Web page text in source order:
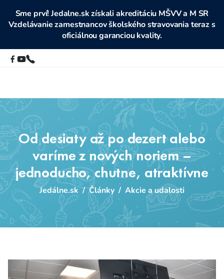
Sme prví! Jedalne.sk získali akreditáciu MŠVV a M SR
Vzdelávanie zamestnancov školského stravovania teraz s
oficiálnou garanciou kvality.
Od desiaty až po dezert alebo
varíme z nových noriem –
jednoducho, chutne, atraktívne
Jedálne.sk / Články / Akcie a udalosti